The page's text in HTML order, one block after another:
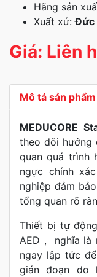
Hãng sản
Xuất xứ:Đức
Giá: Liên
Mô tả sản phẩm
MEDUCORE
theo dõi hướng
quan quá trình
ngực chính
nghiệp đảm
tổng quan rõ
Thiết bị tự
AED , nghĩa là
ngay lập tức
gián đoạn do